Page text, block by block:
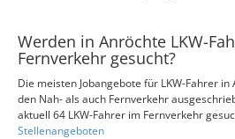
Werden in Anröchte LKW-
Fernverkehr gesucht?
Die meisten Jobangebote für LKW-Fahrer
den Nah- als auch Fernverkehr
aktuell 64 LKW-Fahrer im Fernverkehr
Stellenangeboten